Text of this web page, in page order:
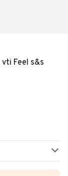
vti Feel s&s